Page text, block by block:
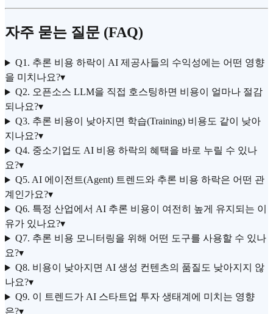
자주 묻는 질문 (FAQ)
Q1. 추론 비용 하락이 AI 제공사들의 수익성에는 어떤 영향
을 미치나요?▾
Q2. 오픈소스 LLM을 직접 호스팅하면 비용이 얼마나 절감
되나요?▾
Q3. 추론 비용이 낮아지면 학습(Training) 비용도 같이 낮아
지나요?▾
Q4. 중소기업도 AI 비용 하락의 혜택을 바로 누릴 수 있나
요?▾
Q5. AI 에이전트(Agent) 트렌드와 추론 비용 하락은 어떤 관
계인가요?▾
Q6. 특정 산업에서 AI 추론 비용이 여전히 높게 유지되는 이
유가 있나요?▾
Q7. 추론 비용 모니터링을 위해 어떤 도구를 사용할 수 있나
요?▾
Q8. 비용이 낮아지면 AI 생성 컨텐츠의 품질도 낮아지지 않
나요?▾
Q9. 이 트렌드가 AI 스타트업 투자 생태계에 미치는 영향
은?▾